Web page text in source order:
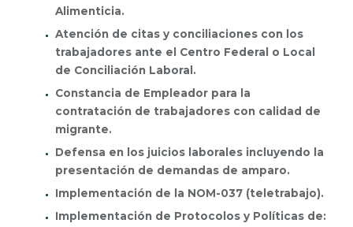
Alimenticia.
Atención de citas y conciliaciones con los
trabajadores ante el Centro Federal o Local
de Conciliación Laboral.
Constancia de Empleador para la
contratación de trabajadores con calidad de
migrante.
Defensa en los juicios laborales incluyendo la
presentación de demandas de amparo.
Implementación de la NOM-037 (teletrabajo).
Implementación de Protocolos y Políticas de: